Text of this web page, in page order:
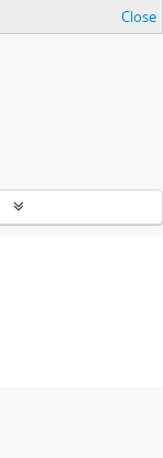
Close